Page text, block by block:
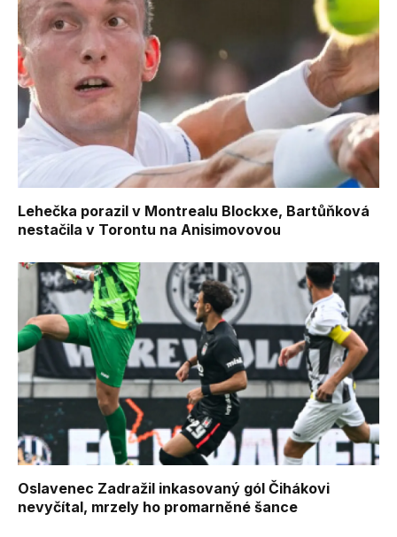
Lehečka porazil v Montrealu Blockxe, Bartůňková
nestačila v Torontu na Anisimovovou
Oslavenec Zadražil inkasovaný gól Čihákovi
nevyčítal, mrzely ho promarněné šance